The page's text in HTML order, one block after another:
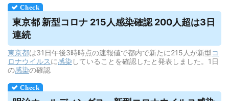
東京都 新型コロナ 215人感染確認 200人超は3日
連続
東京都は31日午後3時時点の速報値で都内で新たに215人が新型コ
ロナウイルスに感染 していることを確認したと発表しました。1日
の感染の確認